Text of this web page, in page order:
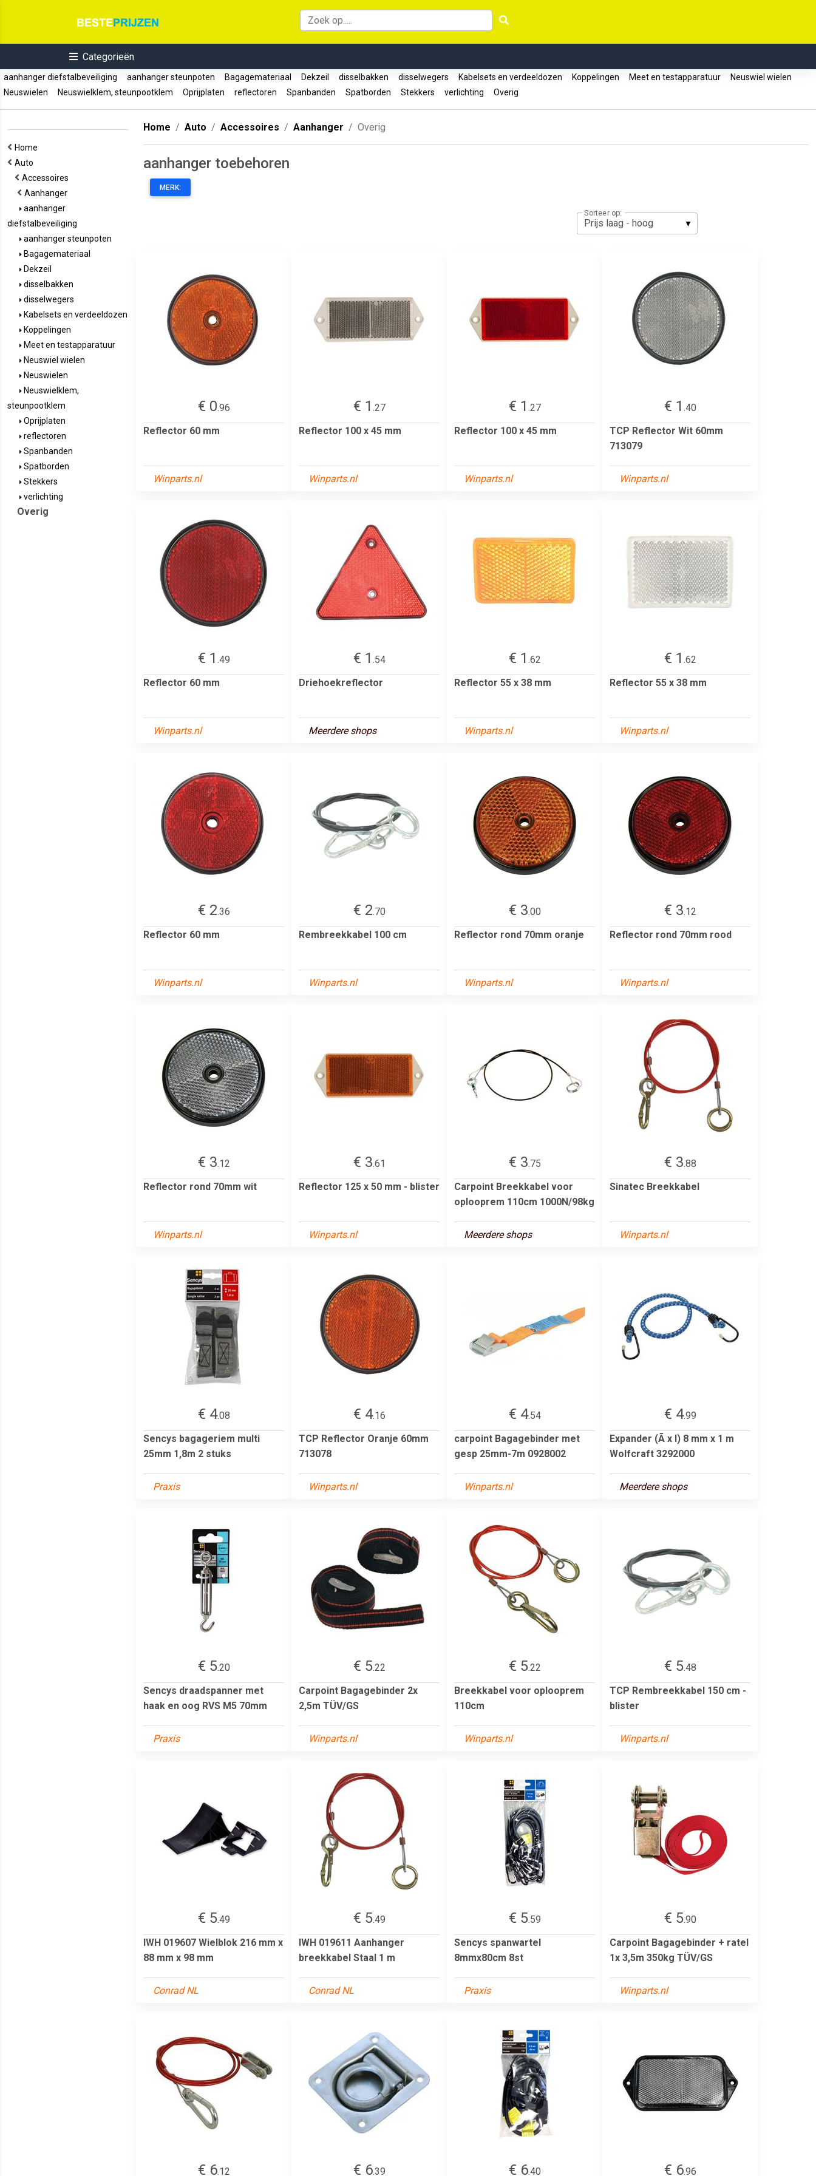
Categorieën
aanhanger diefstalbeveiliging aanhanger steunpoten Bagagemateriaal Dekzeil disselbakken disselwegers Kabelsets en verdeeldozen Koppelingen Meet en testapparatuur
Neuswiel wielen
Neuswielen
Neuswielklem, steunpootklem Oprijplaten reflectoren Spanbanden Spatborden Stekkers verlichting Overig
Home
Auto
Accessoires
Aanhanger
aanhanger
diefstalbeveiliging
aanhanger steunpoten
Bagagemateriaal
Dekzeil
disselbakken
disselwegers
Kabelsets en verdeeldozen
Koppelingen
Meet en testapparatuur
Neuswiel wielen
Neuswielen
Neuswielklem,
steunpootklem
Oprijplaten
reflectoren
Spanbanden
Spatborden
Stekkers
verlichting
Overig
Home Auto Accessoires Aanhanger Overig
aanhanger toebehoren
MERK:
Sorteer op:
€ 0.96
Reflector 60 mm
Winparts.nl
€ 1 .27
Reflector 100 x 45 mm
Winparts.nl
€ 1 .27
Reflector 100 x 45 mm
Winparts.nl
€ 1 .40
TCP Reflector Wit 60mm
713079
Winparts.nl
€ 1 .49
Reflector 60 mm
Winparts.nl
€ 1 .54
Driehoekreflector
Meerdere shops
€ 1 .62
Reflector 55 x 38 mm
Winparts.nl
€ 1 .62
Reflector 55 x 38 mm
Winparts.nl
€ 2.36
Reflector 60 mm
Winparts.nl
€ 2.70
Rembreekkabel 100 cm
Winparts.nl
€ 3.00
Reflector rond 70mm oranje
Winparts.nl
€ 3.12
Reflector rond 70mm rood
Winparts.nl
€ 3.12
Reflector rond 70mm wit
Winparts.nl
€ 3.61
Reflector 125 x 50 mm - blister
Winparts.nl
€ 3.75
Carpoint Breekkabel voor
oplooprem 110cm 1000N/98kg
Meerdere shops
€ 3.88
Sinatec Breekkabel
Winparts.nl
€ 4.08
Sencys bagageriem multi
25mm 1,8m 2 stuks
Praxis
€ 4.16
TCP Reflector Oranje 60mm
713078
Winparts.nl
€ 4.54
carpoint Bagagebinder met
gesp 25mm-7m 0928002
Winparts.nl
€ 4.99
Expander (Ã x l) 8 mm x 1 m
Wolfcraft 3292000
Meerdere shops
€ 5.20
Sencys draadspanner met
haak en oog RVS M5 70mm
Praxis
€ 5.22
Carpoint Bagagebinder 2x
2,5m TÜV/GS
Winparts.nl
€ 5.22
Breekkabel voor oplooprem
110cm
Winparts.nl
€ 5.48
TCP Rembreekkabel 150 cm -
blister
Winparts.nl
€ 5.49
IWH 019607 Wielblok 216 mm x
88 mm x 98 mm
Conrad NL
€ 5.49
IWH 019611 Aanhanger
breekkabel Staal 1 m
Conrad NL
€ 5.59
Sencys spanwartel
8mmx80cm 8st
Praxis
€ 5.90
Carpoint Bagagebinder + ratel
1x 3,5m 350kg TÜV/GS
Winparts.nl
€ 6.12 € 6.39 € 6.40 € 6.96